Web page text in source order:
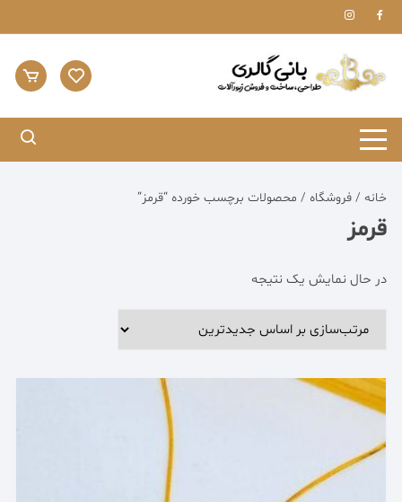
Skip
to
خانه /فروشگاه / محصولات برچسب خورده “قرمز”
قرمز
در حال نمایش یک نتیجه